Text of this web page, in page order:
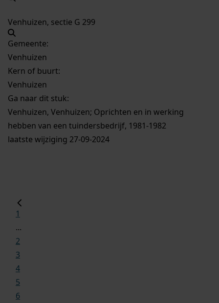
Venhuizen, sectie G 299
Gemeente:
Venhuizen
Kern of buurt:
Venhuizen
Ga naar dit stuk:
Venhuizen, Venhuizen; Oprichten en in werking
hebben van een tuindersbedrijf, 1981-1982
laatste wijziging 27-09-2024
1
...
2
3
4
5
6